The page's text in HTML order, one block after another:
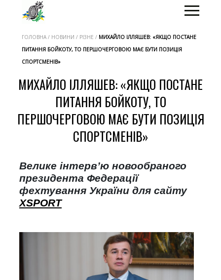
ГОЛОВНА / НОВИНИ / РІЗНЕ / МИХАЙЛО ІЛЛЯШЕВ: «ЯКЩО ПОСТАНЕ
ПИТАННЯ БОЙКОТУ, ТО ПЕРШОЧЕРГОВОЮ МАЄ БУТИ ПОЗИЦІЯ
СПОРТСМЕНІВ»
МИХАЙЛО ІЛЛЯШЕВ: «ЯКЩО ПОСТАНЕ
ПИТАННЯ БОЙКОТУ, ТО
ПЕРШОЧЕРГОВОЮ МАЄ БУТИ ПОЗИЦІЯ
СПОРТСМЕНІВ»
Велике інтерв’ю новообраного
президента Федерації
фехтування України для сайту
XSPORT